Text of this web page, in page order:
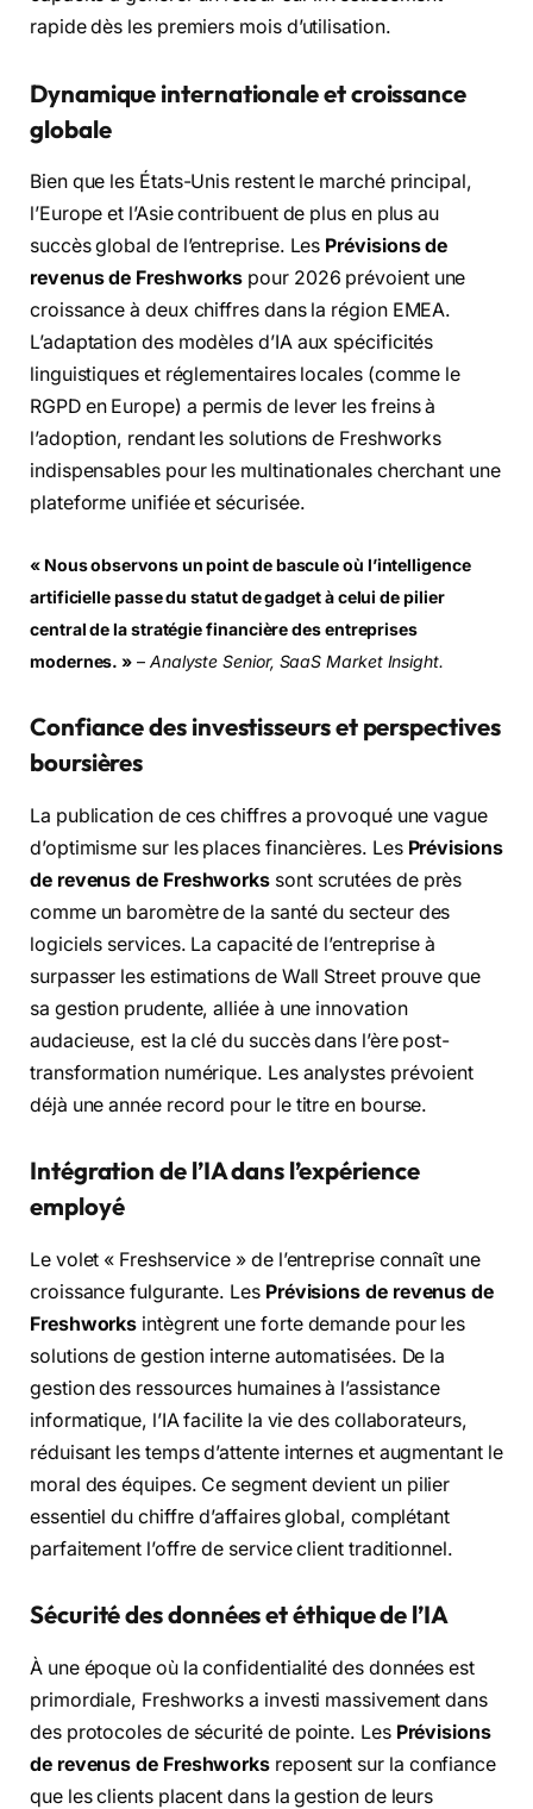
rapide dès les premiers mois d’utilisation.
Dynamique internationale et croissance
globale
Bien que les États-Unis restent le marché principal,
l’Europe et l’Asie contribuent de plus en plus au
succès global de l’entreprise. Les Prévisions de
revenus de Freshworks pour 2026 prévoient une
croissance à deux chiffres dans la région EMEA.
L’adaptation des modèles d’IA aux spécificités
linguistiques et réglementaires locales (comme le
RGPD en Europe) a permis de lever les freins à
l’adoption, rendant les solutions de Freshworks
indispensables pour les multinationales cherchant une
plateforme unifiée et sécurisée.
« Nous observons un point de bascule où l’intelligence
artificielle passe du statut de gadget à celui de pilier
central de la stratégie financière des entreprises
modernes. » – Analyste Senior, SaaS Market Insight.
Confiance des investisseurs et perspectives
boursières
La publication de ces chiffres a provoqué une vague
d’optimisme sur les places financières. Les Prévisions
de revenus de Freshworks sont scrutées de près
comme un baromètre de la santé du secteur des
logiciels services. La capacité de l’entreprise à
surpasser les estimations de Wall Street prouve que
sa gestion prudente, alliée à une innovation
audacieuse, est la clé du succès dans l’ère post-
transformation numérique. Les analystes prévoient
déjà une année record pour le titre en bourse.
Intégration de l’IA dans l’expérience
employé
Le volet « Freshservice » de l’entreprise connaît une
croissance fulgurante. Les Prévisions de revenus de
Freshworks intègrent une forte demande pour les
solutions de gestion interne automatisées. De la
gestion des ressources humaines à l’assistance
informatique, l’IA facilite la vie des collaborateurs,
réduisant les temps d’attente internes et augmentant le
moral des équipes. Ce segment devient un pilier
essentiel du chiffre d’affaires global, complétant
parfaitement l’offre de service client traditionnel.
Sécurité des données et éthique de l’IA
À une époque où la confidentialité des données est
primordiale, Freshworks a investi massivement dans
des protocoles de sécurité de pointe. Les Prévisions
de revenus de Freshworks reposent sur la confiance
que les clients placent dans la gestion de leurs